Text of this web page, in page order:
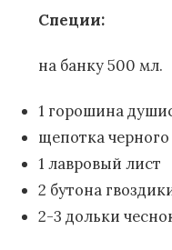
Специи:
на банку 500 мл.
1 горошина
щепотка
1 лавровый лист
2 бутона
2-3 дольки